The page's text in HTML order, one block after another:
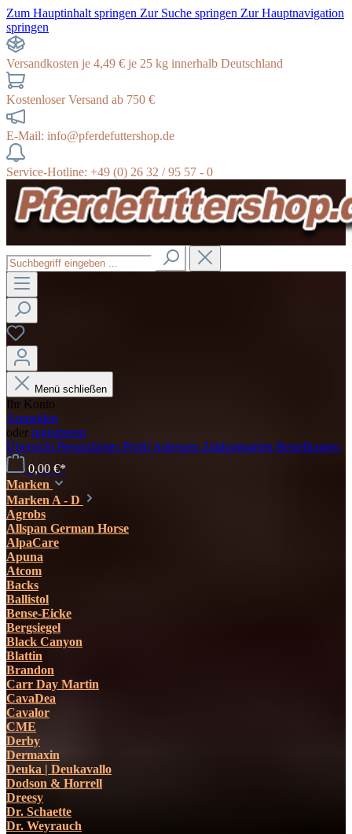
Zum Hauptinhalt springen Zur Suche springen Zur Hauptnavigation
springen
Versandkosten je 4,49 € je 25 kg innerhalb Deutschland
Kostenloser Versand ab 750 €
E-Mail: info@pferdefuttershop.de
Service-Hotline: +49 (0) 26 32 / 95 57 - 0
Menü schließen
Ihr Konto
Anmelden
oder registrieren
Übersicht Persönliches Profil Adressen Zahlungsarten Bestellungen
0,00 €*
Marken
Marken A - D
Agrobs
Allspan German Horse
AlpaCare
Apuna
Atcom
Backs
Ballistol
Bense-Eicke
Bergsiegel
Black Canyon
Blattin
Brandon
Carr Day Martin
CavaDea
Cavalor
CME
Derby
Dermaxin
Deuka | Deukavallo
Dodson & Horrell
Dreesy
Dr. Schaette
Dr. Weyrauch